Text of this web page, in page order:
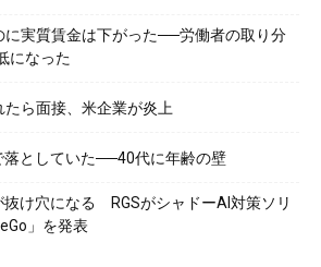
に実質賃金は下がった──労働者の取り分
になった
たら面接、米企業が炎上
落としていた──40代に年齢の壁
け穴になる RGSがシャドーAI対策ソリ
」を発表